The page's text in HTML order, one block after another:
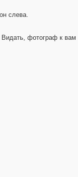
слева.
фотограф к вам